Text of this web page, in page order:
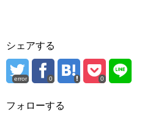
シェアする
error 0 0
フォローする